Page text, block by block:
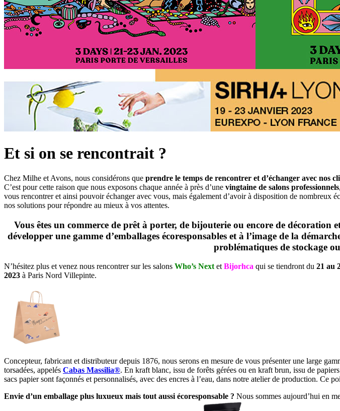
Et si on se rencontrait ?
Chez Milhe et Avons, nous considérons que prendre le temps de rencontrer et d’échanger avec nos
C’est pour cette raison que nous exposons chaque année à près d’une vingtaine de salons professionnels
vous rencontrer et ainsi pouvoir échanger avec vous, mais également d’avoir à disposition de nombreux
nos solutions pour répondre au mieux à vos attentes.
Vous êtes un commerce de prêt à porter, de bijouterie ou encore de
développer une gamme d’emballages écoresponsables et à l’image de la
problématiques de stockage
N’hésitez plus et venez nous rencontrer sur les salons Who’s Next et Bijorhca qui se tiendront du 21 au
2023 à Paris Nord Villepinte.
Concepteur, fabricant et distributeur depuis 1876, nous serons en mesure de vous présenter une large
torsadées, appelés Cabas Massilia®. En kraft blanc, issu de forêts gérées ou en kraft brun, issu de
sacs papier sont façonnés et personnalisés, avec des encres à l’eau, dans notre atelier de production.
Envie d’un emballage plus luxueux mais tout aussi écoresponsable ? Nous sommes aujourd’hui en